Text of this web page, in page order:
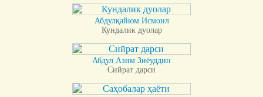
Абдулқайюм Исмоил
Кундалик дуолар
Абдул Азим Зиёуддин
Сийрат дарси